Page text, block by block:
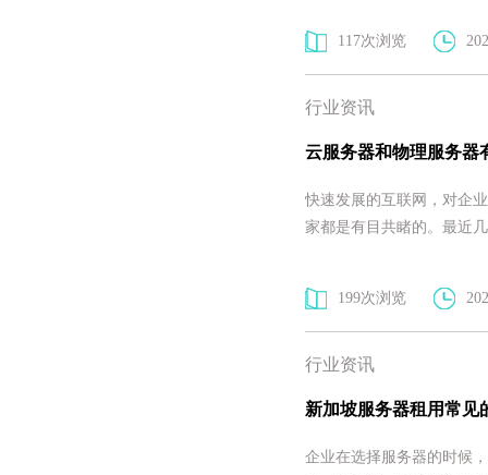
117次浏览
行业资讯
云服务器和物理服务器
快速发展的互联网，对企
家都是有目共睹的。最近
199次浏览
行业资讯
新加坡服务器租用常见
企业在选择服务器的时候